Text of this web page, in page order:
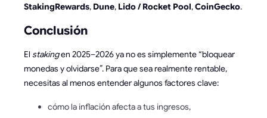
StakingRewards, Dune, Lido / Rocket Pool,CoinGecko.
Conclusión
El stakingen 2025–2026 ya no es simplemente “bloquear
monedas y olvidarse”. Para que sea realmente rentable,
necesitas al menos entender algunos factores clave:
cómo la inflación afecta a tus ingresos,